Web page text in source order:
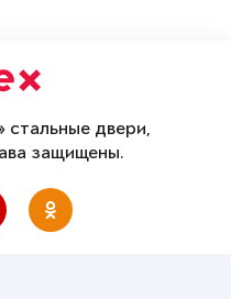
двери,
защищены.